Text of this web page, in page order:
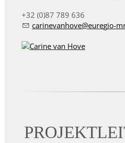
+32 (0)87 789 636
c r n v nh v r g -